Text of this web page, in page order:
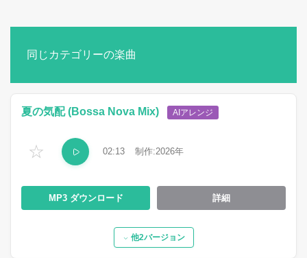
同じカテゴリーの楽曲
☆
夏の気配 (Bossa Nova Mix) AIアレンジ
02:13 2026
MP3 詳細
他2バージョン